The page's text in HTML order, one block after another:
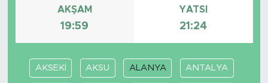
AKŞAM
19:59
YATSI
21:24
AKSEKİ AKSU ALANYA ANTALYA
SPOR
KÜLTÜR SANAT